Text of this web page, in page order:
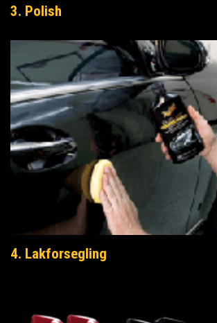
3. Polish
4. Lakforsegling